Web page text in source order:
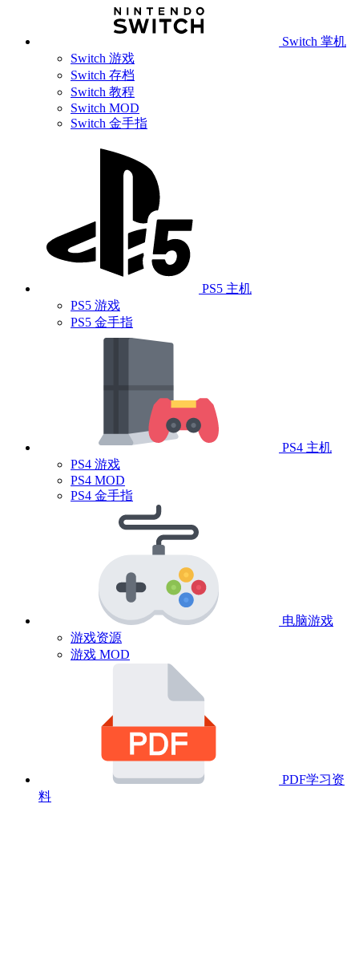
Switch 掌机
Switch 游戏
Switch 存档
Switch 教程
Switch MOD
Switch 金手指
PS5 主机
PS5 游戏
PS5 金手指
PS4 主机
PS4 游戏
PS4 MOD
PS4 金手指
电脑游戏
游戏资源
游戏 MOD
PDF学习资
料